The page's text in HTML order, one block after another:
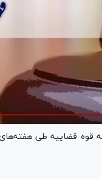
قوه قضاییه طی